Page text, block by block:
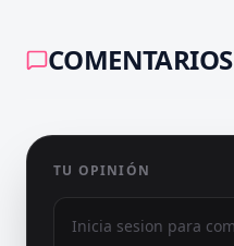
COMENTARIOS
TU OPINIÓN